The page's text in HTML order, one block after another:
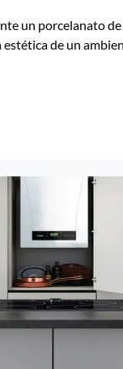
un porcelanato
estética de un